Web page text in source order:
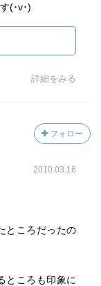
し入れの半分
ングに関する
なるのでは。
は氷のもう少し
を見事に混同し
(･v･)
詳細をみる
フォロー
2010.03.16
ところだったの
ところも印象に